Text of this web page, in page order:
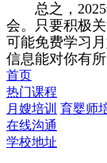
总之，2025
会。只要积极
可能免费学习
信息能对你有所
首页
热门课程
月嫂培训 育婴师
在线沟通
学校地址